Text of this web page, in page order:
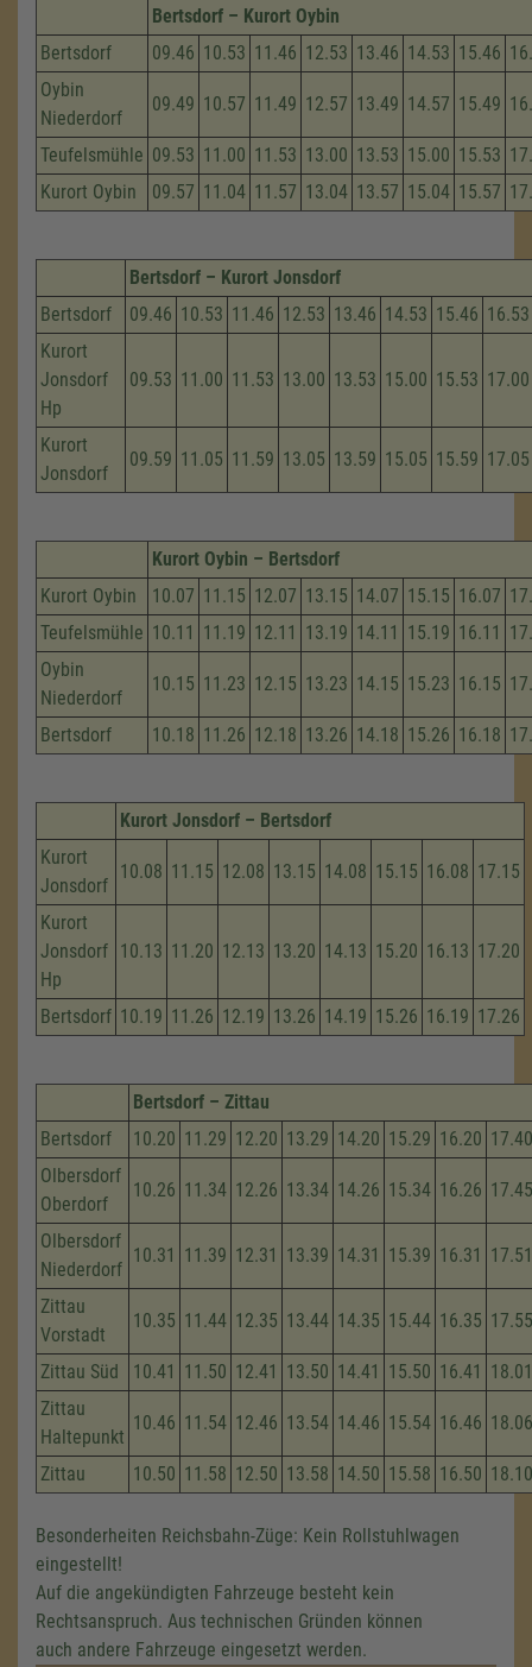
Bertsdorf – Kurort Oybin
Bertsdorf
09.46 10.53 11.46 12.53 13.46 14.53 15.46
Oybin
Niederdorf
09.49 10.57 11.49 12.57 13.49 14.57 15.49
Teufelsmühle 09.53 11.00 11.53 13.00 13.53 15.00 15.53
Kurort Oybin
09.57 11.04 11.57 13.04 13.57 15.04 15.57
Bertsdorf – Kurort Jonsdorf
Bertsdorf
09.46 10.53 11.46 12.53 13.46 14.53 15.46 16.53
Kurort
Jonsdorf
Hp
09.53 11.00 11.53 13.00 13.53 15.00 15.53 17.00
Kurort
Jonsdorf
09.59 11.05 11.59 13.05 13.59 15.05 15.59 17.05
Kurort Oybin – Bertsdorf
Kurort Oybin
10.07 11.15 12.07 13.15 14.07 15.15 16.07
Teufelsmühle 10.11 11.19 12.11 13.19 14.11 15.19 16.11
Oybin
Niederdorf
10.15 11.23 12.15 13.23 14.15 15.23 16.15
Bertsdorf 10.18 11.26 12.18 13.26 14.18 15.26 16.18
Kurort Jonsdorf – Bertsdorf
Kurort
Jonsdorf
10.08 11.15 12.08 13.15 14.08 15.15 16.08 17.15
Kurort
Jonsdorf
Hp
10.13 11.20 12.13 13.20 14.13 15.20 16.13 17.20
Bertsdorf 10.19 11.26 12.19 13.26 14.19 15.26 16.19 17.26
Bertsdorf – Zittau
Bertsdorf
10.20 11.29 12.20 13.29 14.20 15.29 16.20 17.40
Olbersdorf
Oberdorf
10.26 11.34 12.26 13.34 14.26 15.34 16.26 17.45
Olbersdorf
Niederdorf
10.31 11.39 12.31 13.39 14.31 15.39 16.31 17.51
Zittau
Vorstadt
10.35 11.44 12.35 13.44 14.35 15.44 16.35 17.55
Zittau Süd 10.41 11.50 12.41 13.50 14.41 15.50 16.41 18.01
Zittau
Haltepunkt
10.46 11.54 12.46 13.54 14.46 15.54 16.46 18.06
Zittau 10.50 11.58 12.50 13.58 14.50 15.58 16.50 18.10
Besonderheiten Reichsbahn-Züge: Kein Rollstuhlwagen
eingestellt!
Auf die angekündigten Fahrzeuge besteht kein
Rechtsanspruch. Aus technischen Gründen können
auch andere Fahrzeuge eingesetzt werden.